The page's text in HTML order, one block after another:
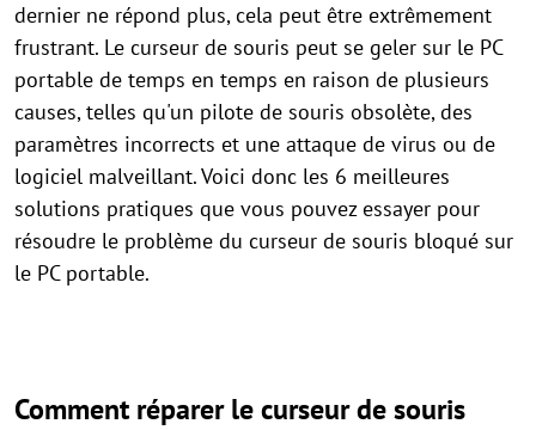
dernier ne répond plus, cela peut être extrêmement
frustrant. Le curseur de souris peut se geler sur le PC
portable de temps en temps en raison de plusieurs
causes, telles qu'un pilote de souris obsolète, des
paramètres incorrects et une attaque de virus ou de
logiciel malveillant. Voici donc les 6 meilleures
solutions pratiques que vous pouvez essayer pour
résoudre le problème du curseur de souris bloqué sur
le PC portable.
Comment réparer le curseur de souris